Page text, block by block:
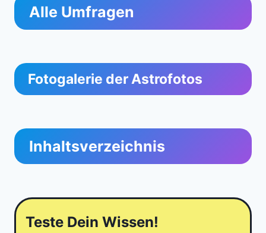
Alle Umfragen
Fotogalerie der Astrofotos
Inhaltsverzeichnis
Teste Dein Wissen!